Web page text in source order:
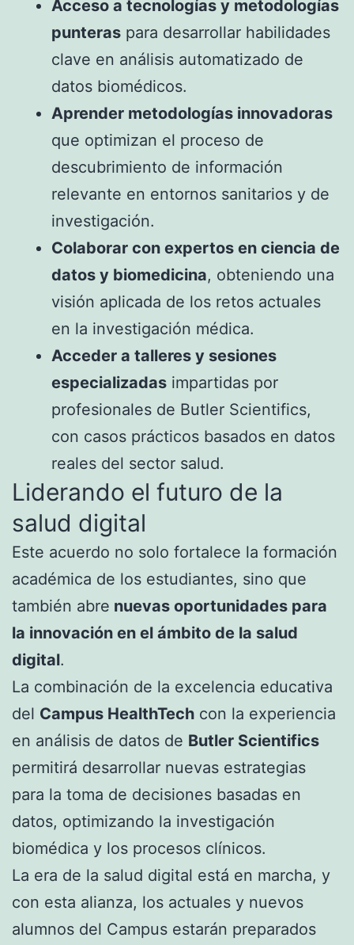
Acceso a tecnologías y metodologías
punteras para desarrollar habilidades
clave en análisis automatizado de
datos biomédicos.
Aprender metodologías innovadoras
que optimizan el proceso de
descubrimiento de información
relevante en entornos sanitarios y de
investigación.
Colaborar con expertos en ciencia de
datos y biomedicina, obteniendo una
visión aplicada de los retos actuales
en la investigación médica.
Acceder a talleres y sesiones
especializadas impartidas por
profesionales de Butler Scientifics,
con casos prácticos basados en datos
reales del sector salud.
Liderando el futuro de la
salud digital
Este acuerdo no solo fortalece la formación
académica de los estudiantes, sino que
también abre nuevas oportunidades para
la innovación en el ámbito de la salud
digital.
La combinación de la excelencia educativa
del Campus HealthTech con la experiencia
en análisis de datos de Butler Scientifics
permitirá desarrollar nuevas estrategias
para la toma de decisiones basadas en
datos, optimizando la investigación
biomédica y los procesos clínicos.
La era de la salud digital está en marcha, y
con esta alianza, los actuales y nuevos
alumnos del Campus estarán preparados